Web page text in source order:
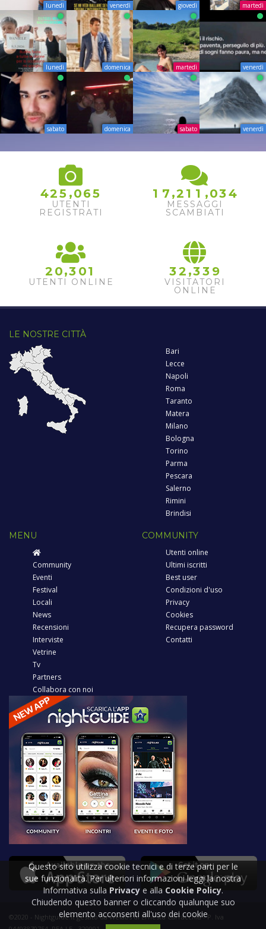
lunedì venerdì giovedì martedì
lunedì domenica martedì venerdì
sabato domenica sabato venerdì
425 ,065
UTENTI
REGISTRATI
1 7 ,2 1 1 ,034
MESSAGGI
SCAMBIATI
2 0,3 01
UTENTI ONLINE
32 ,33 9
VISITATORI
ONLINE
LE NOSTRE CITTÀ
Bari
Lecce
Napoli
Roma
Taranto
Matera
Milano
Bologna
Torino
Parma
Pescara
Salerno
Rimini
Brindisi
MENU
Community
Eventi
Festival
Locali
News
Recensioni
Interviste
Vetrine
Tv
Partners
Collabora con noi
COMMUNITY
Utenti online
Ultimi iscritti
Best user
Condizioni d'uso
Privacy
Cookies
Recupera password
Contatti
©2020 - Nightguide.it gestito da Welabs di Ernesto Carracchia - P. Iva
Questo sito utilizza cookie tecnici e di terze parti per le
sue funzionalità. Per ulteriori informazioni leggi la nostra
Informativa sulla Privacy e alla Cookie Policy.
Chiudendo questo banner o cliccando qualunque suo
elemento acconsenti all'uso dei cookie